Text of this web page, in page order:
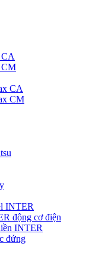
CM
CA
CM
INTER
động cơ điện
INTER
đứng